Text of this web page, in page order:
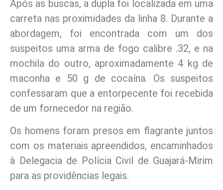
Após as buscas, a dupla foi localizada em uma
carreta nas proximidades da linha 8. Durante a
abordagem, foi encontrada com um dos
suspeitos uma arma de fogo calibre .32, e na
mochila do outro, aproximadamente 4 kg de
maconha e 50 g de cocaína. Os suspeitos
confessaram que a entorpecente foi recebida
de um fornecedor na região.
Os homens foram presos em flagrante juntos
com os materiais apreendidos, encaminhados
à Delegacia de Polícia Civil de Guajará-Mirim
para as providências legais.